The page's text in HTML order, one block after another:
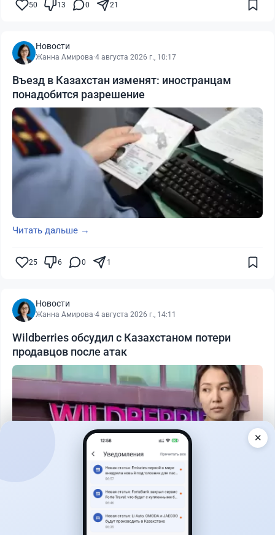
50 13 0 21
Новости
Жанна Амирова·4 августа 2026 г., 10:17
Въезд в Казахстан изменят: иностранцам
понадобится разрешение
Читать дальше →
25 6 0 1
Новости
Жанна Амирова·4 августа 2026 г., 14:11
Wildberries обсудил с Казахстаном потери
продавцов после атак
12
✕